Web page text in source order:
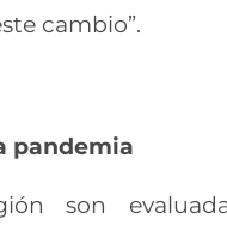
cambio”.
pandemia
son